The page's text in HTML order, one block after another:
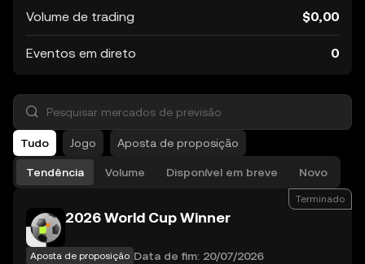
Tudo Jogo Aposta de proposição
Tendência Volume Disponível em breve Novo
Terminado
2026 World Cup Winner
Aposta de proposição Data de fim: 20/07/2026
Volume de trading $0,00
Eventos em direto 0